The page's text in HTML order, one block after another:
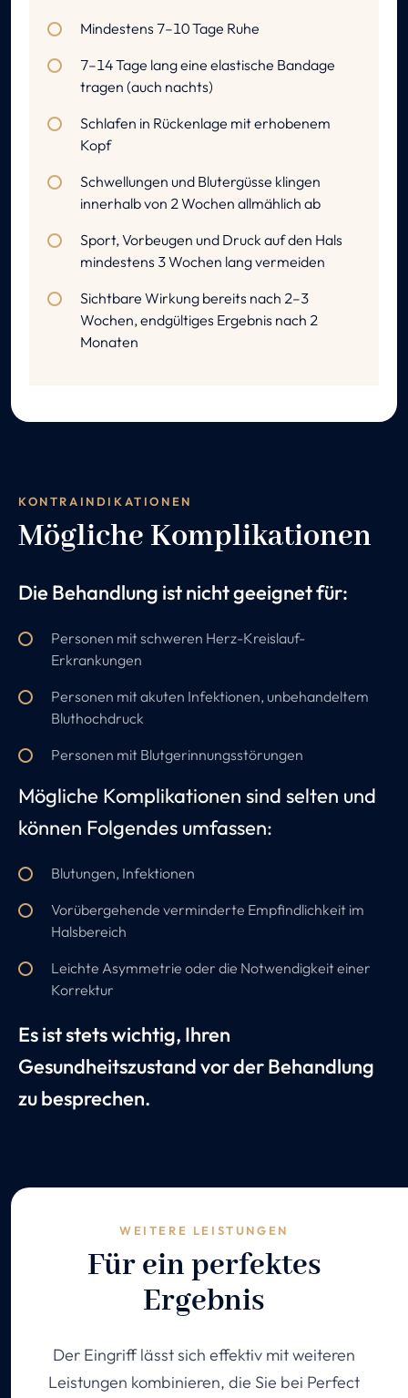
Mindestens 7–10 Tage Ruhe
7–14 Tage lang eine elastische Bandage
tragen (auch nachts)
Schlafen in Rückenlage mit erhobenem
Kopf
Schwellungen und Blutergüsse klingen
innerhalb von 2 Wochen allmählich ab
Sport, Vorbeugen und Druck auf den Hals
mindestens 3 Wochen lang vermeiden
Sichtbare Wirkung bereits nach 2–3
Wochen, endgültiges Ergebnis nach 2
Monaten
KONTRAINDIKATIONEN
Mögliche Komplikationen
Die Behandlung ist nicht geeignet für:
Personen mit schweren Herz-Kreislauf-
Erkrankungen
Personen mit akuten Infektionen, unbehandeltem
Bluthochdruck
Personen mit Blutgerinnungsstörungen
Mögliche Komplikationen sind selten und
können Folgendes umfassen:
Blutungen, Infektionen
Vorübergehende verminderte Empfindlichkeit im
Halsbereich
Leichte Asymmetrie oder die Notwendigkeit einer
Korrektur
Es ist stets wichtig, Ihren
Gesundheitszustand vor der Behandlung
zu besprechen.
WEITERE LEISTUNGEN
Für ein perfektes
Ergebnis
Der Eingriff lässt sich effektiv mit weiteren
Leistungen kombinieren, die Sie bei Perfect